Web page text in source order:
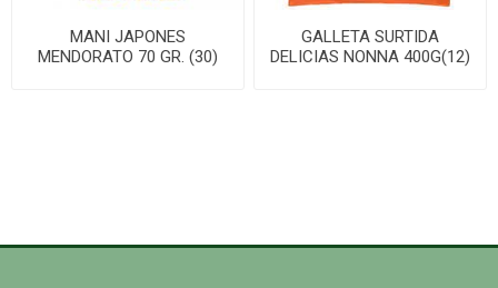
MANI JAPONES
MENDORATO 70 GR. (30)
GALLETA SURTIDA
DELICIAS NONNA 400G(12)